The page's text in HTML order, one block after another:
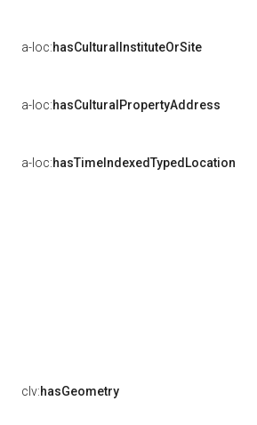
a-loc:hasCulturalInstituteOrSite
a-loc:hasCulturalPropertyAddress
a-loc:hasTimeIndexedTypedLocation
clv:hasGeometry